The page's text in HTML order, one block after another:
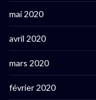
mai 2020
avril 2020
mars 2020
février 2020